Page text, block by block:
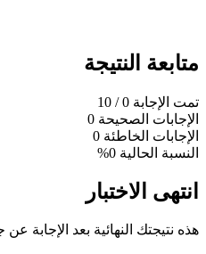
متابعة النتيجة
تمت الإجابة 0
/ 10
الإجابات الصحيحة 0
الإجابات الخاطئة 0
النسبة الحالية 0%
انتهى الاختبار
هذه نتيجتك النهائية بعد الإجابة عن